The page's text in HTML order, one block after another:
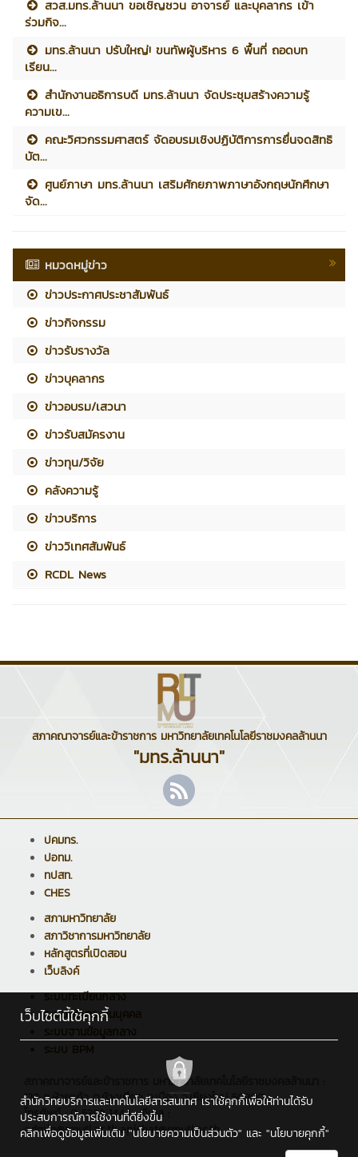
สวส.มทร.ล้านนา ขอเชิญชวน อาจารย์ และบุคลากร เข้า
ร่วมกิจ...
มทร.ล้านนา ปรับใหญ่! ขนทัพผู้บริหาร 6 พื้นที่ ถอดบท
เรียน...
สำนักงานอธิการบดี มทร.ล้านนา จัดประชุมสร้างความรู้
ความเข...
คณะวิศวกรรมศาสตร์ จัดอบรมเชิงปฏิบัติการการยื่นจดสิทธิ
บัต...
ศูนย์ภาษา มทร.ล้านนา เสริมศักยภาพภาษาอังกฤษนักศึกษา
จัด...
หมวดหมู่ข่าว
ข่าวประกาศประชาสัมพันธ์
ข่าวกิจกรรม
ข่าวรับรางวัล
ข่าวบุคลากร
ข่าวอบรม/เสวนา
ข่าวรับสมัครงาน
ข่าวทุน/วิจัย
คลังความรู้
ข่าวบริการ
ข่าววิเทศสัมพันธ์
RCDL News
สภาคณาจารย์และข้าราชการ มหาวิทยาลัยเทคโนโลยีราชมงคลล้านนา
"มทร.ล้านนา"
ปคมทร.
ปอทม.
ทปสท.
CHES
สภามหาวิทยาลัย
สภาวิชาการมหาวิทยาลัย
หลักสูตรที่เปิดสอน
เว็บลิงค์
ระบบทะเบียนกลาง
ระบบบริหารงานบุคคล
ระบบฐานข้อมูลกลาง
ระบบ BPM
สภาคณาจารย์และข้าราชการ มหาวิทยาลัยเทคโนโลยีราชมงคลล้านนา :
128 ถ.ห้วยแก้ว ต.ช้างเผือก อ.เมือง จ.เชียงใหม่ 50300
โทรศัพท์ : 0 5392 1444 , อีเมล :
admin@rmutl.ac.th,apichat@rmutl.ac.th
เว็บไซต์นี้ใช้คุกกี้
สำนักวิทยบริการและเทคโนโลยีสารสนเทศ เราใช้คุกกี้เพื่อให้ท่านได้รับ
ประสบการณ์การใช้งานที่ดียิ่งขึ้น
คลิกเพื่อดูข้อมูลเพิ่มเติม "นโยบายความเป็นส่วนตัว" และ "นโยบายคุกกี้"